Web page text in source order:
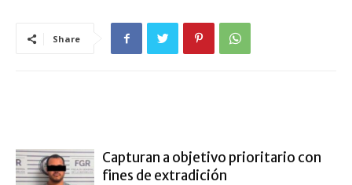
Share
Capturan a objetivo prioritario con
fines de extradición